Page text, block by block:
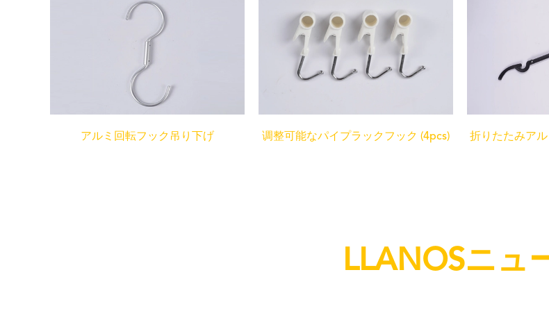
アルミ回転フック吊り下げ 调整可能なパイプラックフック (4pcs) 折りたたみア
LLANOSニュ